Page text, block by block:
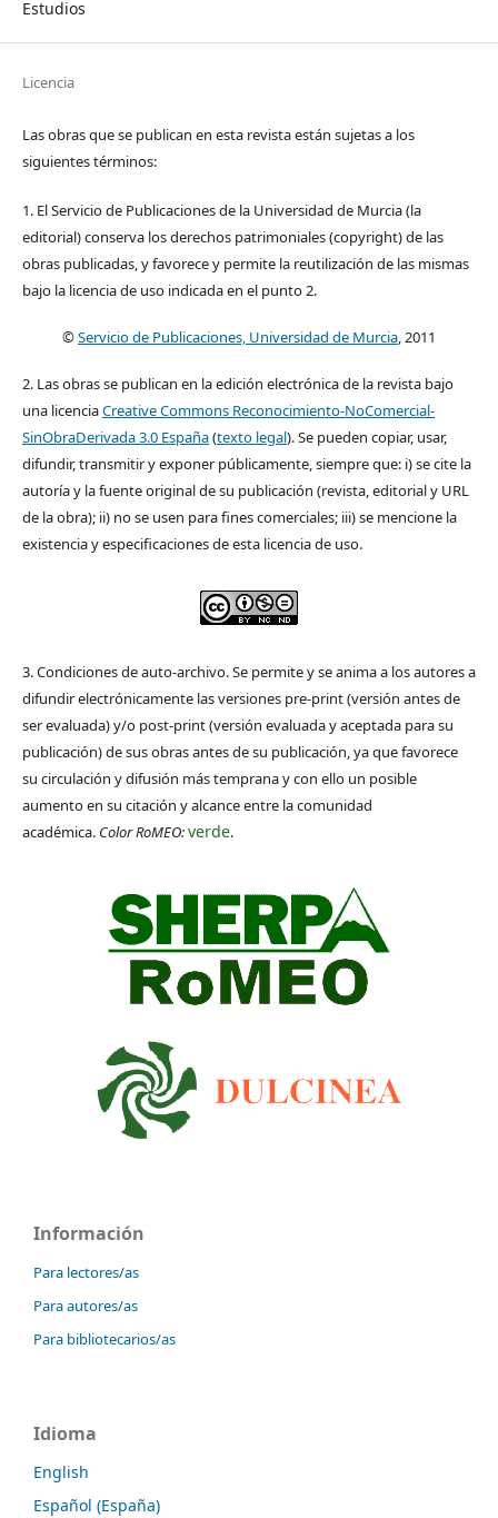
Estudios
Licencia
Las obras que se publican en esta revista están sujetas a los
siguientes términos:
1. El Servicio de Publicaciones de la Universidad de Murcia (la
editorial) conserva los derechos patrimoniales (copyright) de las
obras publicadas, y favorece y permite la reutilización de las mismas
bajo la licencia de uso indicada en el punto 2.
©Servicio de Publicaciones, Universidad de Murcia, 2011
2. Las obras se publican en la edición electrónica de la revista bajo
una licenciaCreative Commons Reconocimiento-NoComercial-
SinObraDerivada 3.0 España(texto legal). Se pueden copiar, usar,
difundir, transmitir y exponer públicamente, siempre que: i) se cite la
autoría y la fuente original de su publicación (revista, editorial y URL
de la obra); ii) no se usen para fines comerciales; iii) se mencione la
existencia y especificaciones de esta licencia de uso.
3. Condiciones de auto-archivo. Se permite y se anima a los autores a
difundir electrónicamente las versiones pre-print (versión antes de
ser evaluada) y/o post-print (versión evaluada y aceptada para su
publicación) de sus obras antes de su publicación, ya que favorece
su circulación y difusión más temprana y con ello un posible
aumento en su citación y alcance entre la comunidad
académica. Color RoMEO:verde.
Información
Para lectores/as
Para autores/as
Para bibliotecarios/as
Idioma
English
Español (España)